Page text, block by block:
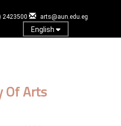
2423500 arts@aun.edu.eg
English
Of Arts